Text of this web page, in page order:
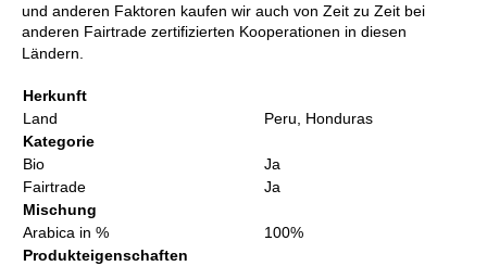
und anderen Faktoren kaufen wir auch von Zeit zu Zeit bei
anderen Fairtrade zertifizierten Kooperationen in diesen
Ländern.
Herkunft
Land
Peru, Honduras
Kategorie
Bio
Ja
Fairtrade
Ja
Mischung
Arabica in %
100%
Produkteigenschaften